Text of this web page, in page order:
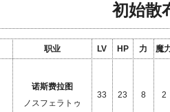
初始散
职业 LV HP 力 魔
诺斯费拉图
ノスフェラトゥ
33 23 8 2